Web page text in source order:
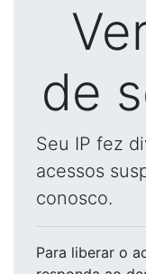
de
Seu IP fez
acessos
conosco.
Para liberar o